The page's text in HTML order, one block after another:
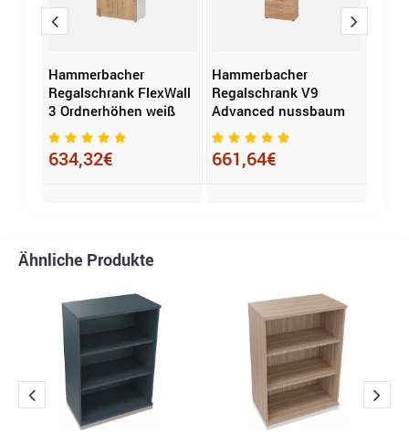
Hammerbacher
Regalschrank FlexWall
3 Ordnerhöhen weiß
634,32€
Hammerbacher
Regalschrank V9
Advanced nussbaum
661,64€
Ähnliche Produkte